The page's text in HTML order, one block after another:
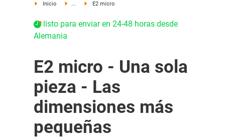
Inicio ... E2 micro
listo para enviar en 24-48 horas desde
Alemania
E2 micro - Una sola
pieza - Las
dimensiones más
pequeñas